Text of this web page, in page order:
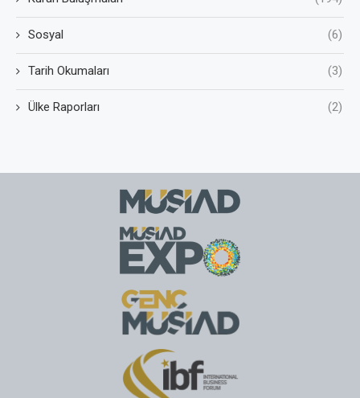
Sosyal (6)
Tarih Okumaları (3)
Ülke Raporları (2)